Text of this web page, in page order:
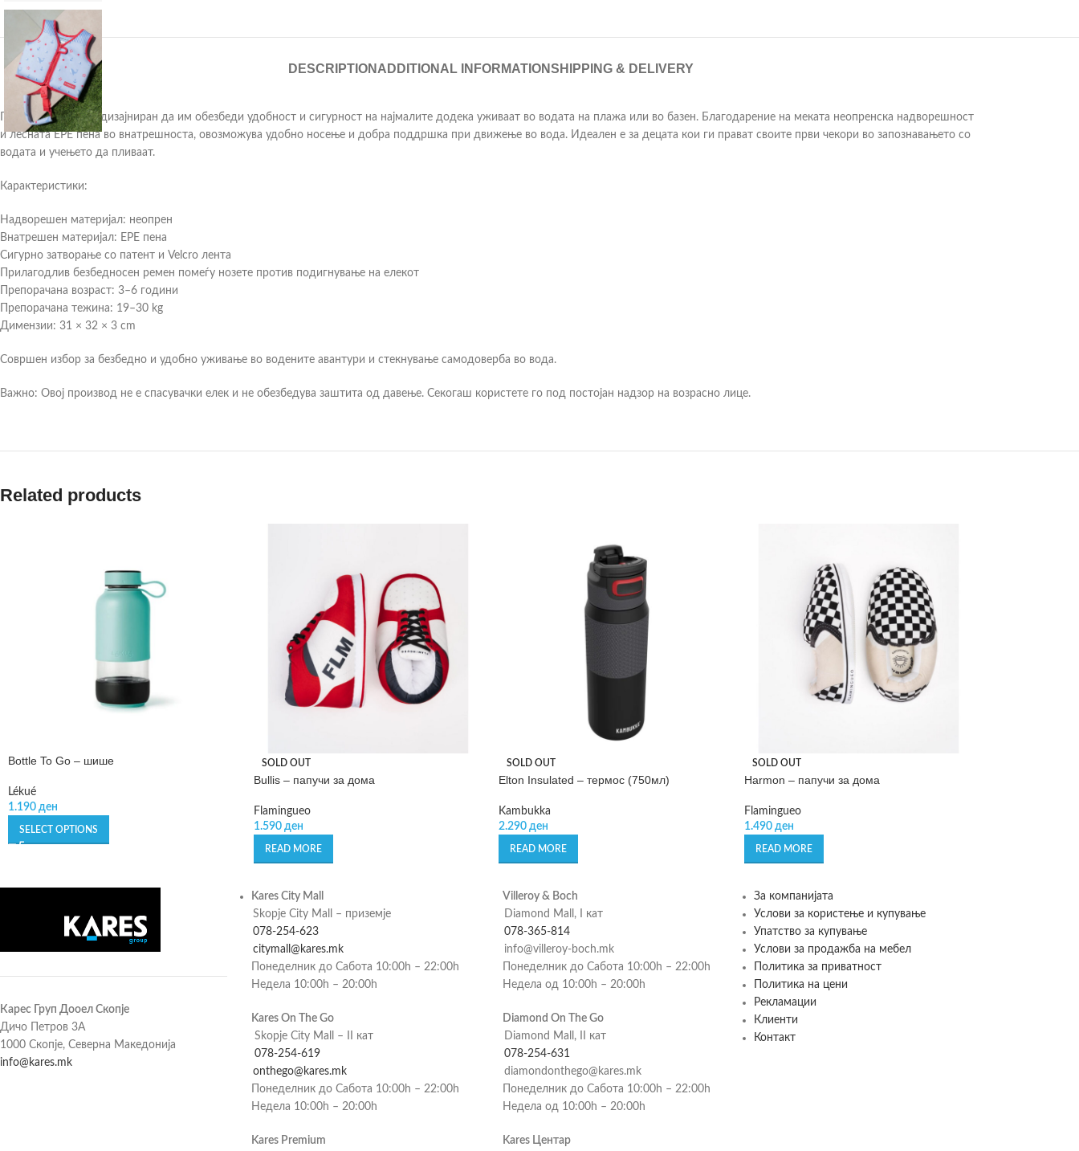
DESCRIPTION ADDITIONAL INFORMATIONSHIPPING & DELIVERY
Пливачкиот елек е дизајниран да им обезбеди удобност и сигурност на најмалите додека уживаат во водата на плажа или во базен. Благодарение на меката неопренска надворешност
и лесната EPE пена во внатрешноста, овозможува удобно носење и добра поддршка при движење во вода. Идеален е за децата кои ги прават своите први чекори во запознавањето со
водата и учењето да пливаат.
Карактеристики:
Надворешен материјал: неопрен
Внатрешен материјал: EPE пена
Сигурно затворање со патент и Velcro лента
Прилагодлив безбедносен ремен помеѓу нозете против подигнување на елекот
Препорачана возраст: 3–6 години
Препорачана тежина: 19–30 kg
Димензии: 31 × 32 × 3 cm
Совршен избор за безбедно и удобно уживање во водените авантури и стекнување самодоверба во вода.
Важно: Овој производ не е спасувачки елек и не обезбедува заштита од давење. Секогаш користете го под постојан надзор на возрасно лице.
Related products
Bottle To Go – шише
Lékué
1.190 ден
SELECT OPTIONS
SOLD OUT
Bullis – папучи за дома
Flamingueo
1.590 ден
READ MORE
SOLD OUT
Elton Insulated – термос (750мл)
Kambukka
2.290 ден
READ MORE
SOLD OUT
Harmon – папучи за дома
Flamingueo
1.490 ден
READ MORE
Карес Груп Дооел Скопје
Дичо Петров 3А
1000 Скопје, Северна Македонија
info@kares.mk
Kares City Mall
Skopje City Mall – приземје
078-254-623
citymall@kares.mk
Понеделник до Сабота 10:00h – 22:00h
Недела 10:00h – 20:00h
Kares On The Go
Skopje City Mall – II кат
078-254-619
onthego@kares.mk
Понеделник до Сабота 10:00h – 22:00h
Недела 10:00h – 20:00h
Kares Premium
Villeroy & Boch
Diamond Mall, I кат
078-365-814
info@villeroy-boch.mk
Понеделник до Сабота 10:00h – 22:00h
Недела од 10:00h – 20:00h
Diamond On The Go
Diamond Mall, II кат
078-254-631
diamondonthego@kares.mk
Понеделник до Сабота 10:00h – 22:00h
Недела од 10:00h – 20:00h
Kares Центар
За компанијата
Услови за користење и купување
Упатство за купување
Услови за продажба на мебел
Политика за приватност
Политика на цени
Рекламации
Клиенти
Контакт